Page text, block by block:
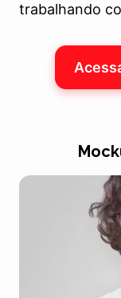
trabalhando